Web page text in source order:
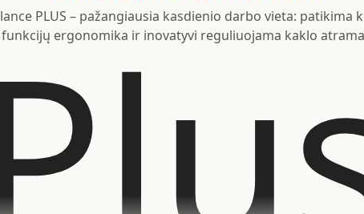
PLUS – pažangiausia kasdienio darbo vieta: patikima
funkcijų ergonomika ir inovatyvi reguliuojama kaklo